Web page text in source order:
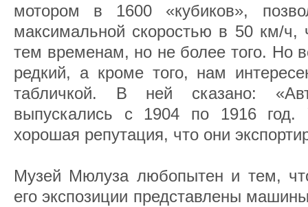
мотором в 1600 «кубиков»,
максимальной скоростью в 50 км/ч,
тем временам, но не более того. Но
редкий, а кроме того, нам
табличкой. В ней сказано:
выпускались с 1904 по 1916
хорошая репутация, что они
Музей Мюлуза любопытен и тем,
его экспозиции представлены